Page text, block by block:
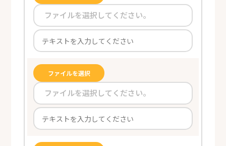
ファイルを選択してください。
ファイルを選択
ファイルを選択してください。